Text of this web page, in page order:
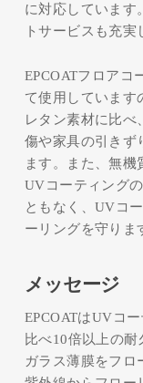
に対応しています
トサービスも充実
EPCOATフロアコ
て使用しています
レタン素材に比べ
傷や家具の引きず
ます。また、無機
UVコーティング
ともなく、UVコ
ーリングを守りま
メッセージ
EPCOATはUVコ
比べ10倍以上の耐
ガラス薄膜をフロ